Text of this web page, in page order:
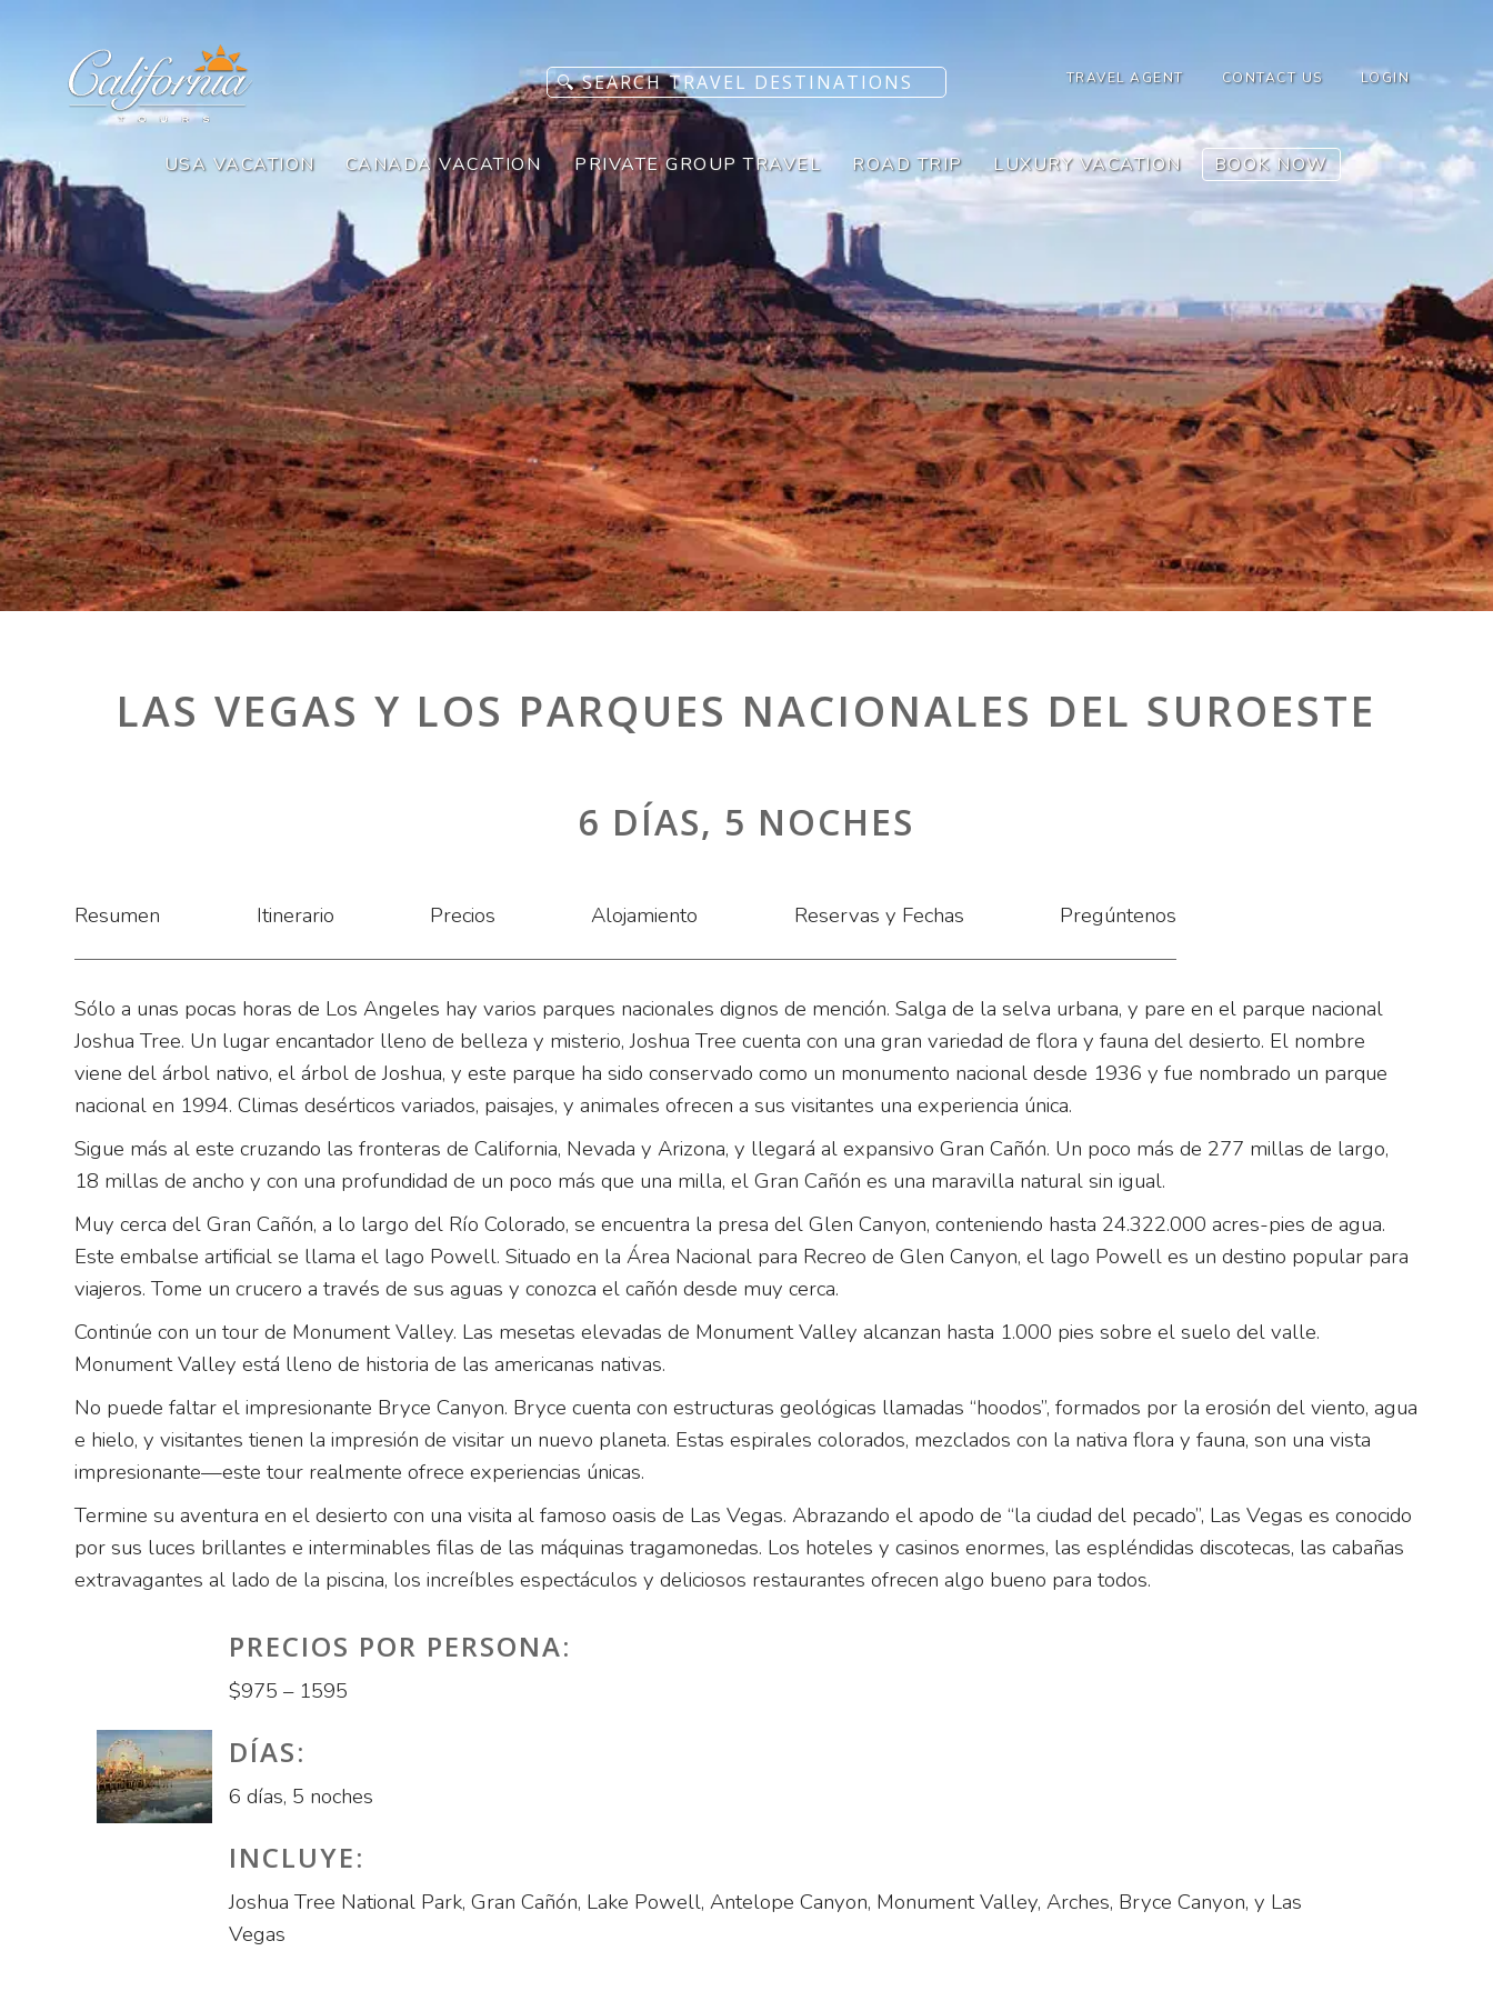
TRAVEL AGENT CONTACT US LOGIN
USA VACATION CANADA VACATION PRIVATE GROUP TRAVEL ROAD TRIP LUXURY VACATION BOOK NOW
LAS VEGAS Y LOS PARQUES NACIONALES DEL SUROESTE
6 DÍAS, 5 NOCHES
Resumen Itinerario Precios Alojamiento Reservas y Fechas Pregúntenos
Sólo a unas pocas horas de Los Angeles hay varios parques nacionales dignos de mención. Salga de la selva urbana, y pare en el parque nacional
Joshua Tree. Un lugar encantador lleno de belleza y misterio, Joshua Tree cuenta con una gran variedad de flora y fauna del desierto. El nombre
viene del árbol nativo, el árbol de Joshua, y este parque ha sido conservado como un monumento nacional desde 1936 y fue nombrado un parque
nacional en 1994. Climas desérticos variados, paisajes, y animales ofrecen a sus visitantes una experiencia única.
Sigue más al este cruzando las fronteras de California, Nevada y Arizona, y llegará al expansivo Gran Cañón. Un poco más de 277 millas de largo,
18 millas de ancho y con una profundidad de un poco más que una milla, el Gran Cañón es una maravilla natural sin igual.
Muy cerca del Gran Cañón, a lo largo del Río Colorado, se encuentra la presa del Glen Canyon, conteniendo hasta 24.322.000 acres-pies de agua.
Este embalse artificial se llama el lago Powell. Situado en la Área Nacional para Recreo de Glen Canyon, el lago Powell es un destino popular para
viajeros. Tome un crucero a través de sus aguas y conozca el cañón desde muy cerca.
Continúe con un tour de Monument Valley. Las mesetas elevadas de Monument Valley alcanzan hasta 1.000 pies sobre el suelo del valle.
Monument Valley está lleno de historia de las americanas nativas.
No puede faltar el impresionante Bryce Canyon. Bryce cuenta con estructuras geológicas llamadas “hoodos”, formados por la erosión del viento, agua
e hielo, y visitantes tienen la impresión de visitar un nuevo planeta. Estas espirales colorados, mezclados con la nativa flora y fauna, son una vista
impresionante—este tour realmente ofrece experiencias únicas.
Termine su aventura en el desierto con una visita al famoso oasis de Las Vegas. Abrazando el apodo de “la ciudad del pecado”, Las Vegas es conocido
por sus luces brillantes e interminables filas de las máquinas tragamonedas. Los hoteles y casinos enormes, las espléndidas discotecas, las cabañas
extravagantes al lado de la piscina, los increíbles espectáculos y deliciosos restaurantes ofrecen algo bueno para todos.
PRECIOS POR PERSONA:
$975 – 1595
DÍAS:
6 días, 5 noches
INCLUYE:
Joshua Tree National Park, Gran Cañón, Lake Powell, Antelope Canyon, Monument Valley, Arches, Bryce Canyon, y Las
Vegas